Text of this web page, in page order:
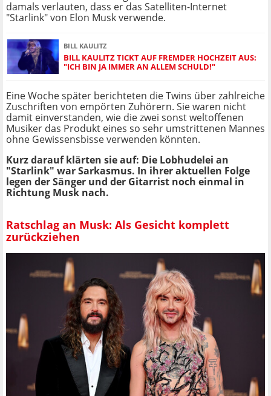
damals verlauten, dass er das Satelliten-Internet
"Starlink" von Elon Musk verwende.
BILL KAULITZ
BILL KAULITZ TICKT AUF FREMDER HOCHZEIT AUS:
"ICH BIN JA IMMER AN ALLEM SCHULD!"
Eine Woche später berichteten die Twins über zahlreiche
Zuschriften von empörten Zuhörern. Sie waren nicht
damit einverstanden, wie die zwei sonst weltoffenen
Musiker das Produkt eines so sehr umstrittenen Mannes
ohne Gewissensbisse verwenden könnten.
Kurz darauf klärten sie auf: Die Lobhudelei an
"Starlink" war Sarkasmus. In ihrer aktuellen Folge
legen der Sänger und der Gitarrist noch einmal in
Richtung Musk nach.
Ratschlag an Musk: Als Gesicht komplett
zurückziehen